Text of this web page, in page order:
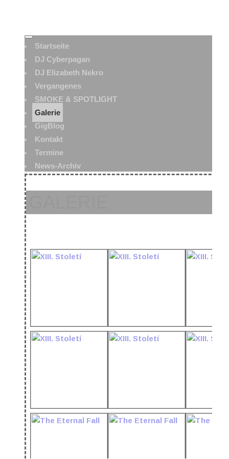
Startseite
DJ Cyberpagan
DJ Elizabeth Nekro
Vergangenes
SMOKE & SPOTLIGHT
Galerie
GigBlog
Kontakt
Termine
News-Archiv